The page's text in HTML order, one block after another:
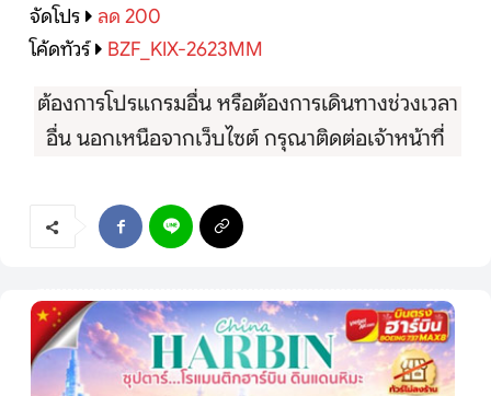
จัดโปร
ลด 200
โค้ดทัวร์
BZF_KIX-2623MM
ต้องการโปรแกรมอื่น หรือต้องการเดินทางช่วงเวลา
อื่น นอกเหนือจากเว็บไซต์ กรุณาติดต่อเจ้าหน้าที่